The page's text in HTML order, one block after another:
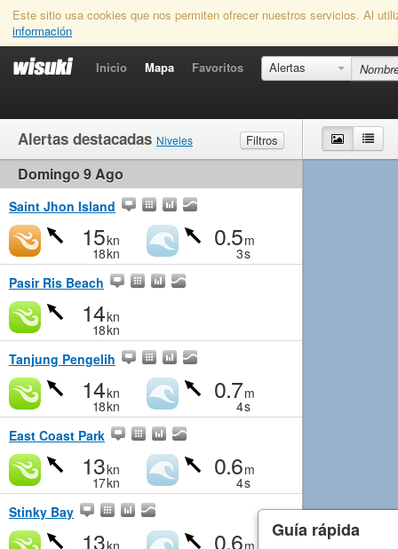
Este sitio usa cookies que nos permiten ofrecer nuestros servicios. Al
información
Inicio Mapa Favoritos Alertas
Alertas destacadas Niveles
Filtros
Viento
Olas
Marginal
Domingo 9 Ago
Saint Jhon Island
15kn
18kn
0.5m
3s
Pasir Ris Beach
14kn
18kn
Tanjung Pengelih
14kn
18kn
0.7m
4s
East Coast Park
13kn
17kn
0.6m
4s
Stinky Bay
13kn 0.6m
Mapa
Guía rápida